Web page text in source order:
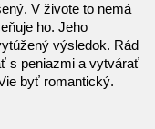
V živote to nemá
ho. Jeho
výsledok. Rád
s peniazmi a vytvárať
byť romantický.